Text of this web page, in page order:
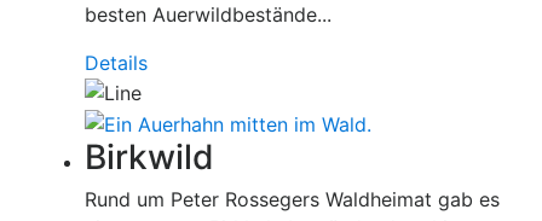
besten Auerwildbestände...
Details
Birkwild
Rund um Peter Rossegers Waldheimat gab es